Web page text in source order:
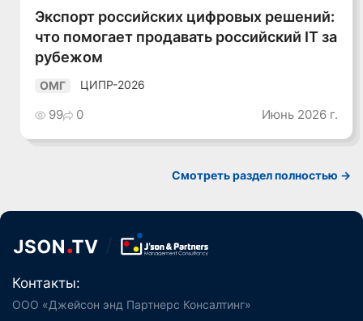
Экспорт российских цифровых решений:
что помогает продавать российский IT за
рубежом
ОМГ ЦИПР-2026
99 0 Июнь 2026 г.
Смотреть раздел полностью ->
Контакты:
ООО «Джейсон энд Партнерс Консалтинг»